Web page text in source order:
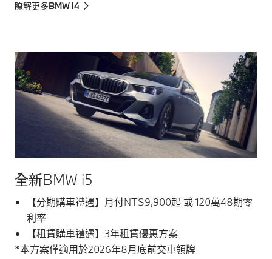
瞭解更多BMW i4
全新BMW i5
【分期購車禮遇】月付NT$9,900起 或 120萬48期零
利率
【租賃購車禮遇】3年租賃優惠方案
*本方案僅適用於2026年8月底前交車領牌